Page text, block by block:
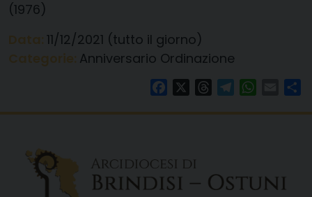
(1976)
11/12/2021 (tutto il giorno)
Anniversario Ordinazione
FacebookThreadsTelegram Email